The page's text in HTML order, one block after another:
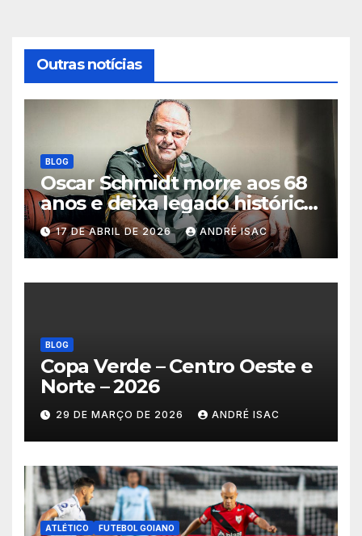
Outras notícias
BLOG
Oscar Schmidt morre aos 68
anos e deixa legado histórico
no basquete mundial
17 DE ABRIL DE 2026 ANDRÉ ISAC
BLOG
Copa Verde – Centro Oeste e
Norte – 2026
29 DE MARÇO DE 2026 ANDRÉ ISAC
ATLÉTICO FUTEBOL GOIANO